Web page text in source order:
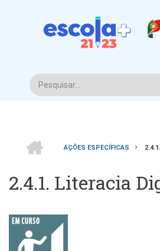
Procurar
estrutural
AÇÕES ESPECÍFICAS
2.4.1. Literacia